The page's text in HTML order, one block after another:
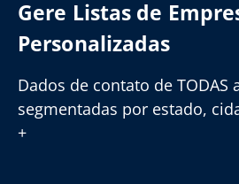
Gere Listas de
Personalizadas
Dados de contato de TODAS
segmentadas por estado,
+